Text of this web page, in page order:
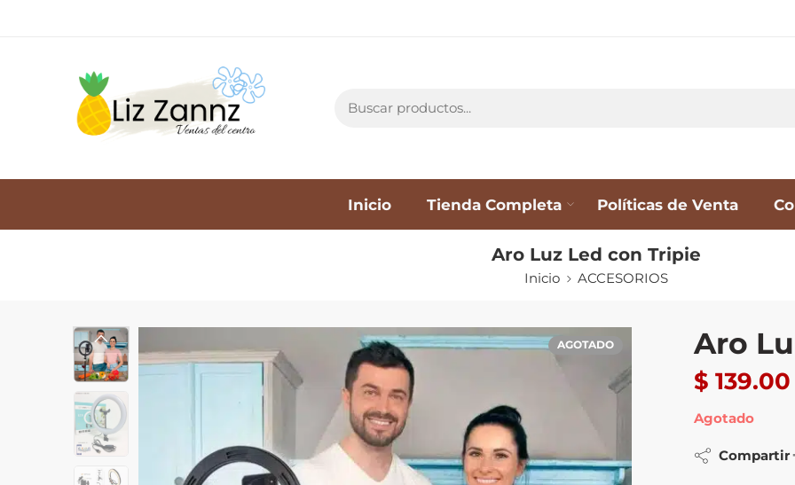
Inicio Tienda Completa Políticas de Venta
Aro Luz Led con Tripie
Inicio ACCESORIOS
AGOTADO Aro
$ 139.00
Agotado
Compartir